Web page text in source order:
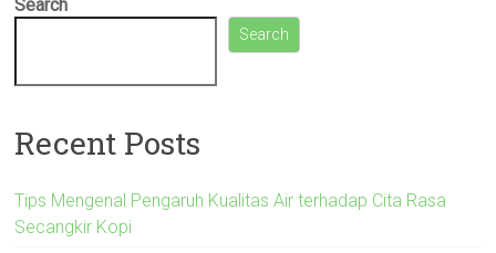
Search
Search
Recent Posts
Tips Mengenal Pengaruh Kualitas Air terhadap Cita Rasa
Secangkir Kopi